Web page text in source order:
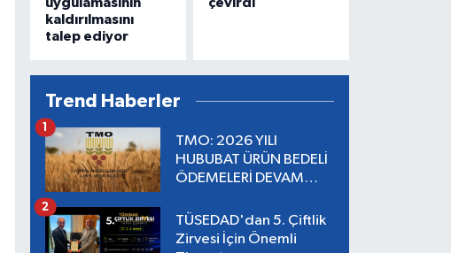
kaldırılmasını
talep ediyor
Trend Haberler
TMO: 2026 YILI
HUBUBAT ÜRÜN BEDELİ
ÖDEMELERİ DEVAM
1
TÜSEDAD'dan 5. Çiftlik
Zirvesi İçin Önemli
2